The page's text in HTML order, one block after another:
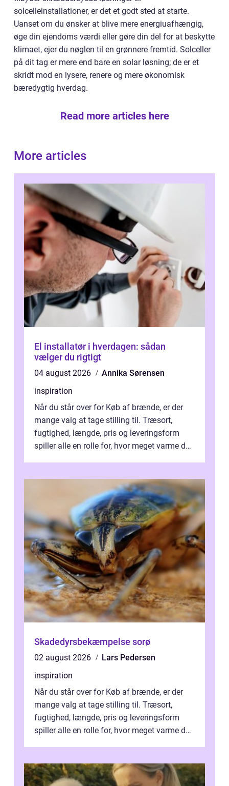
solcelleinstallationer, er det et godt sted at starte.
Uanset om du ønsker at blive mere energiuafhængig,
øge din ejendoms værdi eller gøre din del for at beskytte
klimaet, ejer du nøglen til en grønnere fremtid. Solceller
på dit tag er mere end bare en solar løsning; de er et
skridt mod en lysere, renere og mere økonomisk
bæredygtig hverdag.
Read more articles here
More articles
El installatør i hverdagen: sådan
vælger du rigtigt
04 august 2026
Annika Sørensen
inspiration
Når du står over for Køb af brænde, er der
mange valg at tage stilling til. Træsort,
fugtighed, længde, pris og leveringsform
spiller alle en rolle for, hvor meget varme du
Skadedyrsbekæmpelse sorø
02 august 2026
Lars Pedersen
inspiration
Når du står over for Køb af brænde, er der
mange valg at tage stilling til. Træsort,
fugtighed, længde, pris og leveringsform
spiller alle en rolle for, hvor meget varme du